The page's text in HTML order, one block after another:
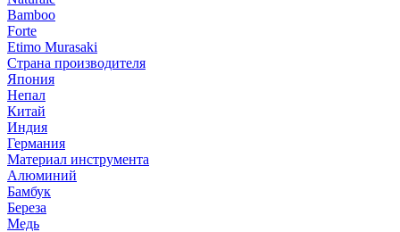
Bamboo
Forte
Etimo Murasaki
Страна производителя
Япония
Непал
Китай
Индия
Германия
Материал инструмента
Алюминий
Бамбук
Береза
Медь